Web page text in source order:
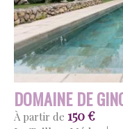
DOMAINE DE
À partir de 150 €